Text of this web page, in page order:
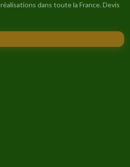
dans toute la France. Devis